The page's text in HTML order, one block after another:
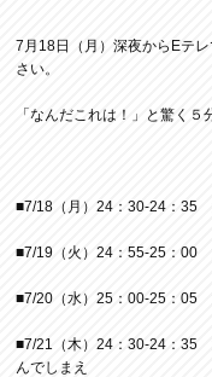
7月18日（月）深夜からEテ
さい。
「なんだこれは！」と驚く５
■7/18（月）24：30-24：35
■7/19（火）24：55-25：00
■7/20（水）25：00-25：
■7/21（木）24：30-24：35
んでしまえ